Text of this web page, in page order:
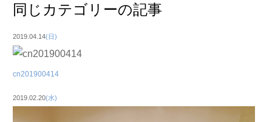
同じカテゴリーの記事
2019.04.14(日)
cn201900414
2019.02.20(水)